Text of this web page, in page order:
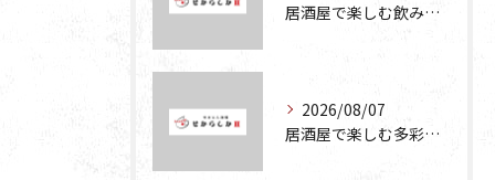
居酒屋で楽しむ飲み放題・食べ放題の宴会プランの魅力と活用法
2026/08/07
居酒屋で楽しむ多彩な宴会メニューとコスパ抜群の魅力を徹底解説